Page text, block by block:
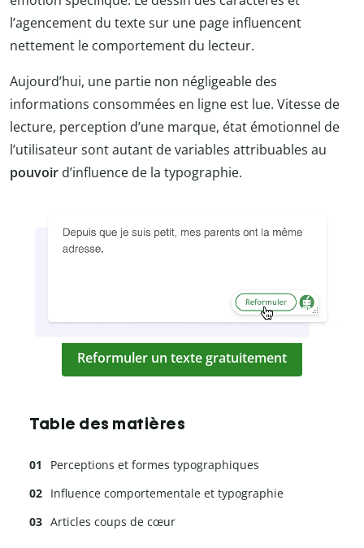
l’agencement du texte sur une page influencent
nettement le comportement du lecteur.
Aujourd’hui, une partie non négligeable des
informations consommées en ligne est lue. Vitesse de
lecture, perception d’une marque, état émotionnel de
l’utilisateur sont autant de variables attribuables au
pouvoir d’influence de la typographie.
Reformuler un texte gratuitement
Table des matières
Perceptions et formes typographiques
Influence comportementale et typographie
Articles coups de cœur